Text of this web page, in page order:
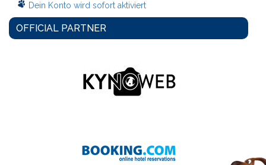
Dein Konto wird sofort aktiviert
OFFICIAL PARTNER